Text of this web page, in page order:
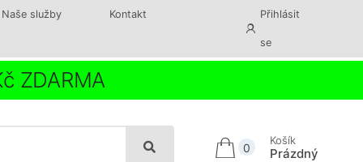
Naše služby Kontakt Přihlásit
se
ZDARMA
0
Košík
Prázdný